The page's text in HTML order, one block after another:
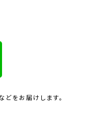
をお届けします。